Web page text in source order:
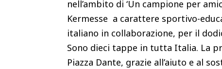
nell’ambito di ‘Un campione per
Kermesse a carattere sportivo-
italiano in collaborazione, per il
Sono dieci tappe in tutta Italia. La
Piazza Dante, grazie all’aiuto e al